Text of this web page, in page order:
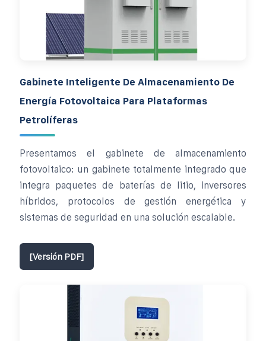
Gabinete Inteligente De Almacenamiento De
Energía Fotovoltaica Para Plataformas
Petrolíferas
Presentamos el gabinete de almacenamiento
fotovoltaico: un gabinete totalmente integrado que
integra paquetes de baterías de litio, inversores
híbridos, protocolos de gestión energética y
sistemas de seguridad en una solución escalable.
[Versión PDF]